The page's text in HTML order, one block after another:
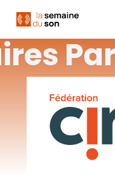
main
content